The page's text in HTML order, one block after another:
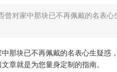
曾对家中那块已不再佩戴的名表心
那块已不再佩戴的名表心生疑惑
章就是为您量身定制的指南。